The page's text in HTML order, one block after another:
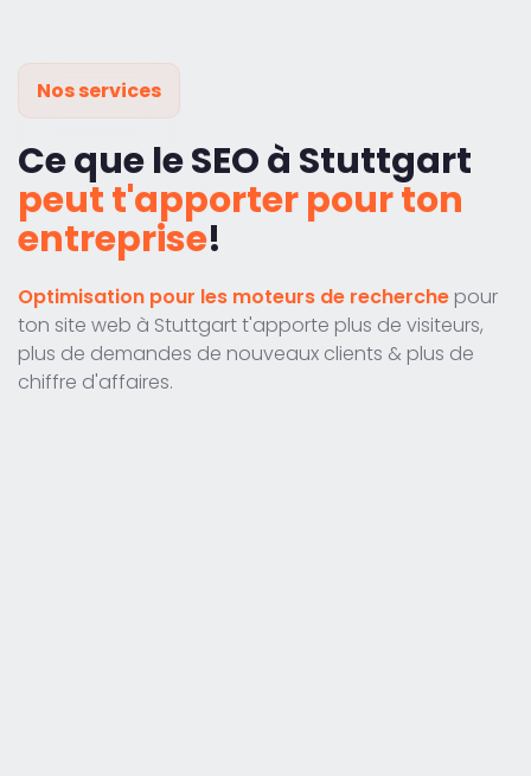
Nos services
Ce que le SEO à Stuttgart
peut t'apporter pour ton
entreprise!
Optimisation pour les moteurs de recherche pour
ton site web à Stuttgart t'apporte plus de visiteurs,
plus de demandes de nouveaux clients & plus de
chiffre d'affaires.